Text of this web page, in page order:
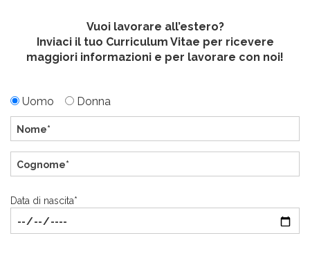
Vuoi lavorare all’estero?
Inviaci il tuo Curriculum Vitae per ricevere
maggiori informazioni e per lavorare con noi!
Uomo Donna
Data di nascita*